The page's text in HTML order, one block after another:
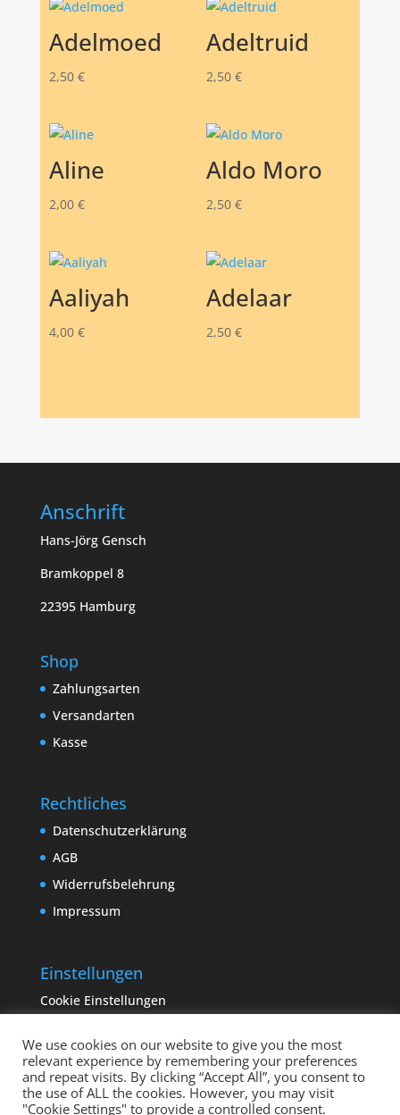
Adelmoed
2,50 €
Adeltruid
2,50 €
Aline
2,00 €
Aldo Moro
2,50 €
Aaliyah
4,00 €
Adelaar
2,50 €
Anschrift
Hans-Jörg Gensch
Bramkoppel 8
22395 Hamburg
Shop
Zahlungsarten
Versandarten
Kasse
Rechtliches
Datenschutzerklärung
AGB
Widerrufsbelehrung
Impressum
Einstellungen
Cookie Einstellungen
We use cookies on our website to give you the most
relevant experience by remembering your preferences
and repeat visits. By clicking “Accept All”, you consent to
the use of ALL the cookies. However, you may visit
"Cookie Settings" to provide a controlled consent.